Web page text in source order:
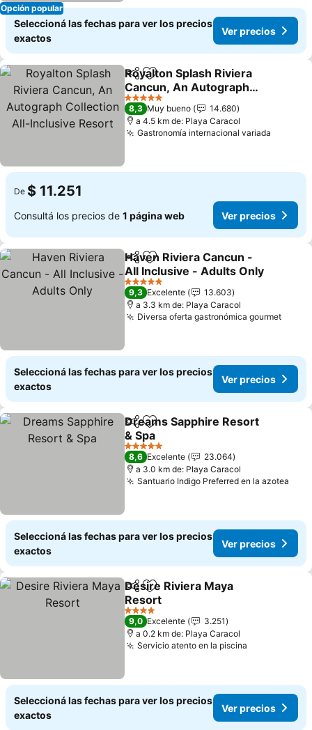
Opción popular
Seleccioná las fechas para ver los precios
exactos
Ver precios
CompartirAñadir a favoritos
Royalton Splash Riviera
Cancun, An Autograph
Collection All-Inclusive
Resort
Ver precios
5 Estrellas
8,3 Muy bueno
14.680
a 4.5 km de: Playa Caracol
Gastronomía internacional variada
De $ 11.251
Consultá los precios de 1 página web Ver precios
CompartirAñadir a favoritos
Haven Riviera Cancun -
All Inclusive - Adults Only
Ver precios
5 Estrellas
9,3 Excelente
13.603
a 3.3 km de: Playa Caracol
Diversa oferta gastronómica gourmetVer
Seleccioná las fechas para ver los precios
exactos
Ver precios
CompartirAñadir a favoritos
Dreams Sapphire Resort
& Spa
Ver precios
5 Estrellas
8,6 Excelente
23.064
a 3.0 km de: Playa Caracol
Santuario Indigo Preferred en la azotea
Seleccioná las fechas para ver los precios
exactos
Ver precios
CompartirAñadir a favoritos
Desire Riviera Maya
Resort
Ver precios
4 Estrellas
9,0 Excelente
3.251
a 0.2 km de: Playa Caracol
Servicio atento en la piscina
Seleccioná las fechas para ver los precios
exactos
Ver precios